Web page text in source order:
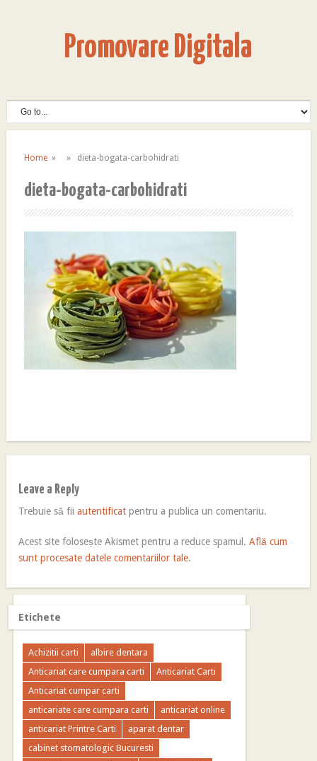
Promovare Digitala
Home» » dieta-bogata-carbohidrati
dieta-bogata-carbohidrati
Leave a Reply
Trebuie să fiiautentificat pentru a publica un comentariu.
Acest site folosește Akismet pentru a reduce spamul.Află cum
sunt procesate datele comentariilor tale.
Etichete
Achizitii carti
albire dentara
Anticariat care cumpara carti
Anticariat Carti
Anticariat cumpar carti
anticariate care cumpara carti
anticariat online
anticariat Printre Carti
aparat dentar
cabinet stomatologic Bucuresti